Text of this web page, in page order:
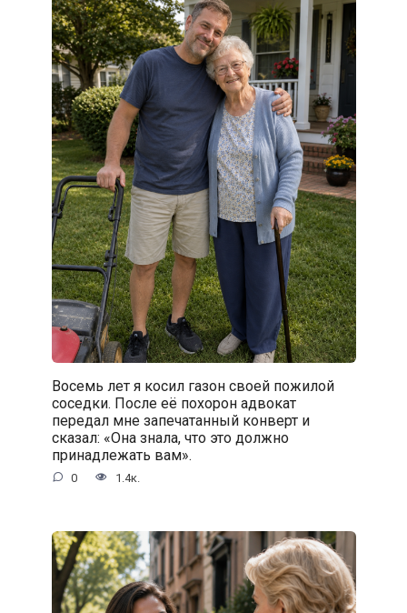
Восемь лет я косил газон своей пожилой
соседки. После её похорон адвокат
передал мне запечатанный конверт и
сказал: «Она знала, что это должно
принадлежать вам».
0 1.4к.